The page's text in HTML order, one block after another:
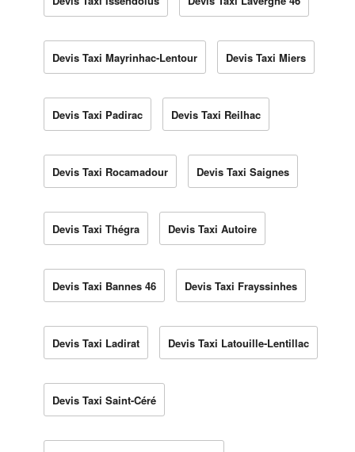
Devis Taxi Mayrinhac-Lentour Devis Taxi Miers
Devis Taxi Padirac Devis Taxi Reilhac
Devis Taxi Rocamadour Devis Taxi Saignes
Devis Taxi Thégra Devis Taxi Autoire
Devis Taxi Bannes 46 Devis Taxi Frayssinhes
Devis Taxi Ladirat Devis Taxi Latouille-Lentillac
Devis Taxi Saint-Céré